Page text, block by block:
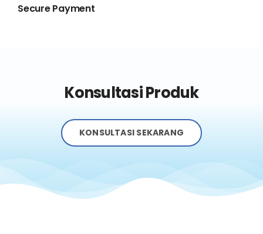
Secure Payment
Konsultasi Produk
KONSULTASI SEKARANG